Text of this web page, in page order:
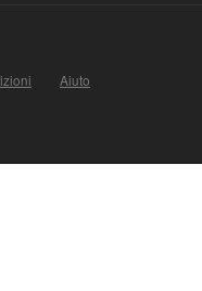
Aiuto